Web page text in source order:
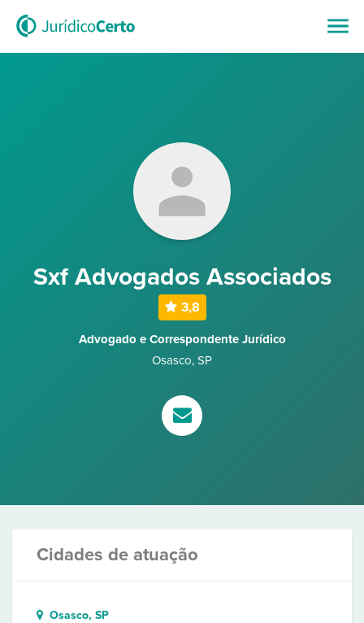
Sxf Advogados Associados
3,8
Advogado e Correspondente Jurídico
Osasco, SP
Cidades de atuação
Osasco, SP